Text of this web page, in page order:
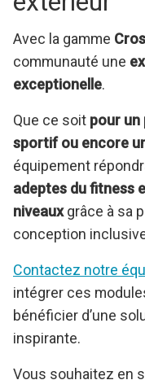
extérieur
Avec la gamme
communauté une
exceptionelle.
Que ce soit pour un
sportif ou encore
équipement
adeptes du fitness
niveauxgrâce à sa
conception
Contactez notre
intégrer ces
bénéficier d’une
inspirante.